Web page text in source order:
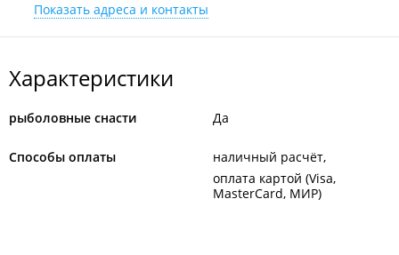
+7 902 050-03-33
+7 902 058-34-75
Показать адреса и контакты
Характеристики
рыболовные снасти Да
Способы оплаты
наличный расчёт
оплата картой (Visa,
MasterCard, МИР)